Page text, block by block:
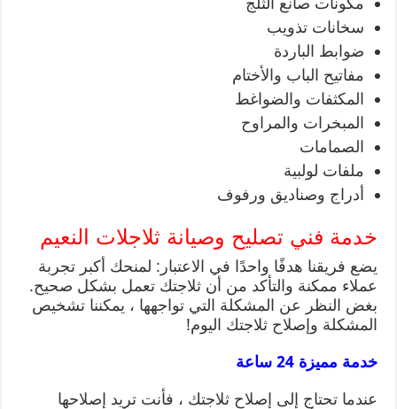
سخانات تذويب
ضوابط الباردة
مفاتيح الباب والأختام
المكثفات والضواغط
المبخرات والمراوح
الصمامات
ملفات لولبية
أدراج وصناديق ورفوف
خدمة فني تصليح وصيانة ثلاجلات النعيم
يضع فريقنا هدفًا واحدًا في الاعتبار: لمنحك أكبر تجربة
عملاء ممكنة والتأكد من أن ثلاجتك تعمل بشكل صحيح.
بغض النظر عن المشكلة التي تواجهها ، يمكننا تشخيص
المشكلة وإصلاح ثلاجتك اليوم!
خدمة مميزة 24 ساعة
عندما تحتاج إلى إصلاح ثلاجتك ، فأنت تريد إصلاحها